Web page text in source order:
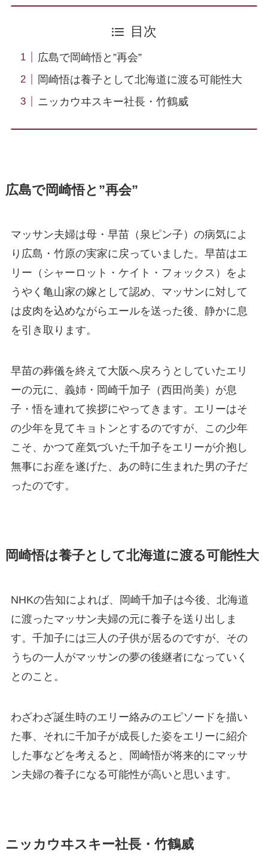
目次
広島で岡崎悟と”再会”
岡崎悟は養子として北海道に渡る可能性大
ニッカウヰスキー社長・竹鶴威
広島で岡崎悟と”再会”
マッサン夫婦は母・早苗（泉ピン子）の病気によ
り広島・竹原の実家に戻っていました。早苗はエ
リー（シャーロット・ケイト・フォックス）をよ
うやく亀山家の嫁として認め、マッサンに対して
は皮肉を込めながらエールを送った後、静かに息
を引き取ります。
早苗の葬儀を終えて大阪へ戻ろうとしていたエリ
ーの元に、義姉・岡崎千加子（西田尚美）が息
子・悟を連れて挨拶にやってきます。エリーはそ
の少年を見てキョトンとするのですが、この少年
こそ、かつて産気づいた千加子をエリーが介抱し
無事にお産を遂げた、あの時に生まれた男の子だ
ったのです。
岡崎悟は養子として北海道に渡る可能性大
NHKの告知によれば、岡崎千加子は今後、北海道
に渡ったマッサン夫婦の元に養子を送り出しま
す。千加子には三人の子供が居るのですが、その
うちの一人がマッサンの夢の後継者になっていく
とのこと。
わざわざ誕生時のエリー絡みのエピソードを描い
た事、それに千加子が成長した姿をエリーに紹介
した事などを考えると、岡崎悟が将来的にマッサ
ン夫婦の養子になる可能性が高いと思います。
ニッカウヰスキー社長・竹鶴威